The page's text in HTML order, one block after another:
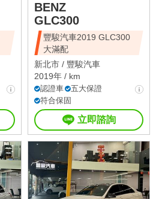
BENZ
GLC300
豐駿汽車2019 GLC300
大滿配
新北市 / 豐駿汽車
2019年 / km
認證車
五大保證
符合保固
立即諮詢